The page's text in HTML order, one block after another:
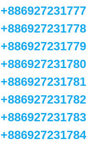
+886927231777
+886927231778
+886927231779
+886927231780
+886927231781
+886927231782
+886927231783
+886927231784